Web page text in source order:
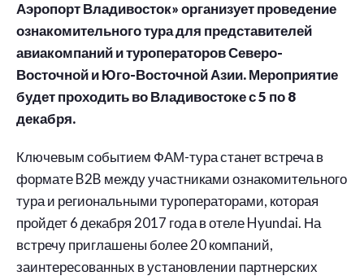
Аэропорт Владивосток» организует проведение
ознакомительного тура для представителей
авиакомпаний и туроператоров Северо-
Восточной и Юго-Восточной Азии. Мероприятие
будет проходить во Владивостоке с 5 по 8
декабря.
Ключевым событием ФАМ-тура станет встреча в
формате B2B между участниками ознакомительного
тура и региональными туроператорами, которая
пройдет 6 декабря 2017 года в отеле Hyundai. На
встречу приглашены более 20 компаний,
заинтересованных в установлении партнерских